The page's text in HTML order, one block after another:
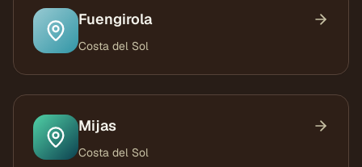
Fuengirola
Costa del Sol
Mijas
Costa del Sol